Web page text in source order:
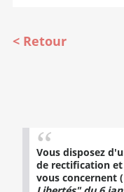
Retour
Vous disposez
de rectification et
vous concernent